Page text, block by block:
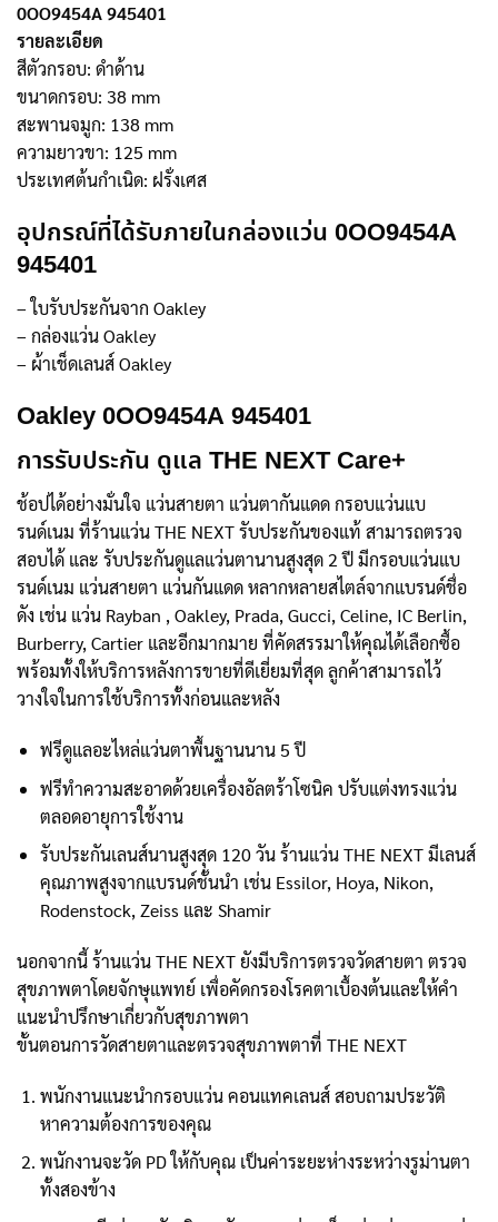
0OO9454A 945401
รายละเอียด
สีตัวกรอบ: ดำด้าน
ขนาดกรอบ: 38 mm
สะพานจมูก: 138 mm
ความยาวขา: 125 mm
ประเทศต้นกำเนิด: ฝรั่งเศส
อุปกรณ์ที่ได้รับภายในกล่องแว่น 0OO9454A
945401
– ใบรับประกันจาก Oakley
– กล่องแว่น Oakley
– ผ้าเช็ดเลนส์ Oakley
Oakley 0OO9454A 945401
การรับประกัน ดูแล THE NEXT Care+
ช้อปได้อย่างมั่นใจ แว่นสายตา แว่นตากันแดด กรอบแว่นแบ
รนด์เนม ที่ร้านแว่น THE NEXT รับประกันของแท้ สามารถตรวจ
สอบได้ และ รับประกันดูแลแว่นตานานสูงสุด 2 ปี มีกรอบแว่นแบ
รนด์เนม แว่นสายตา แว่นกันแดด หลากหลายสไตล์จากแบรนด์ชื่อ
ดัง เช่น แว่น Rayban , Oakley, Prada, Gucci, Celine, IC Berlin,
Burberry, Cartier และอีกมากมาย ที่คัดสรรมาให้คุณได้เลือกซื้อ
พร้อมทั้งให้บริการหลังการขายที่ดีเยี่ยมที่สุด ลูกค้าสามารถไว้
วางใจในการใช้บริการทั้งก่อนและหลัง
ฟรีดูแลอะไหล่แว่นตาพื้นฐานนาน 5 ปี
ฟรีทำความสะอาดด้วยเครื่องอัลตร้าโซนิค ปรับแต่งทรงแว่น
ตลอดอายุการใช้งาน
รับประกันเลนส์นานสูงสุด 120 วัน ร้านแว่น THE NEXT มีเลนส์
คุณภาพสูงจากแบรนด์ชั้นนำ เช่น Essilor, Hoya, Nikon,
Rodenstock, Zeiss และ Shamir
นอกจากนี้ ร้านแว่น THE NEXT ยังมีบริการตรวจวัดสายตา ตรวจ
สุขภาพตาโดยจักษุแพทย์ เพื่อคัดกรองโรคตาเบื้องต้นและให้คำ
แนะนำปรึกษาเกี่ยวกับสุขภาพตา
ขั้นตอนการวัดสายตาและตรวจสุขภาพตาที่ THE NEXT
พนักงานแนะนำกรอบแว่น คอนแทคเลนส์ สอบถามประวัติ
หาความต้องการของคุณ
พนักงานจะวัด PD ให้กับคุณ เป็นค่าระยะห่างระหว่างรูม่านตา
ทั้งสองข้าง